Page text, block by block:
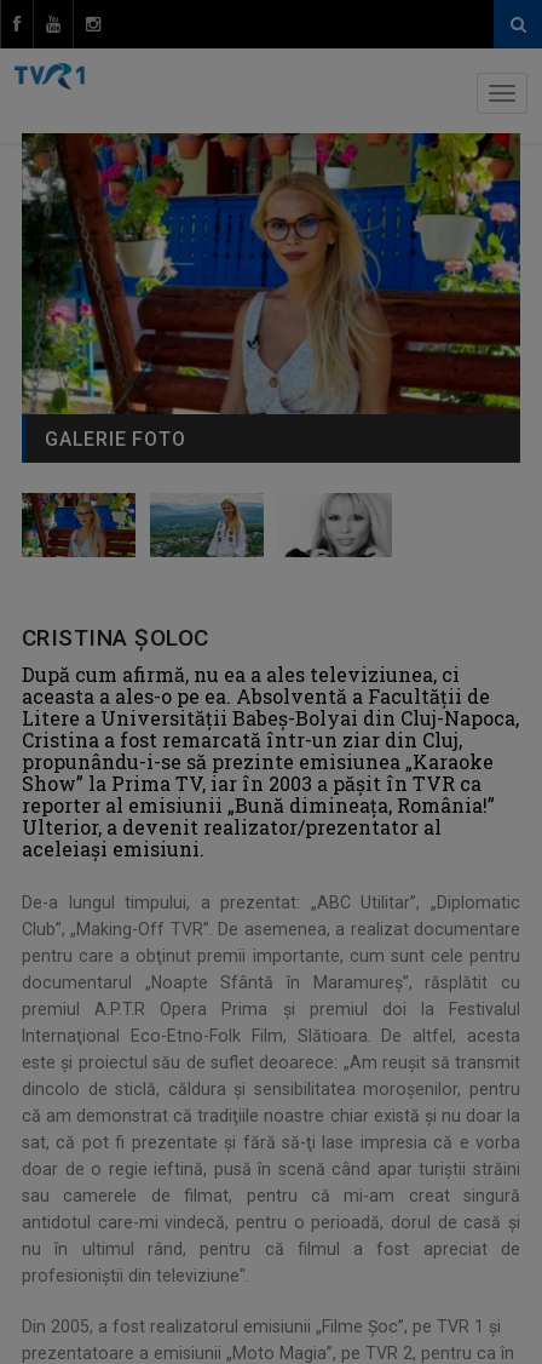
GALERIE FOTO
CRISTINA ŞOLOC
După cum afirmă, nu ea a ales televiziunea, ci
aceasta a ales-o pe ea. Absolventă a Facultăţii de
Litere a Universităţii Babeş-Bolyai din Cluj-Napoca,
Cristina a fost remarcată într-un ziar din Cluj,
propunându-i-se să prezinte emisiunea „Karaoke
Show” la Prima TV, iar în 2003 a păşit în TVR ca
reporter al emisiunii „Bună dimineaţa, România!”
Ulterior, a devenit realizator/prezentator al
aceleiaşi emisiuni.
De-a lungul timpului, a prezentat: „ABC Utilitar”, „Diplomatic
Club”, „Making-Off TVR”. De asemenea, a realizat documentare
pentru care a obţinut premii importante, cum sunt cele pentru
documentarul „Noapte Sfântă în Maramureş”, răsplătit cu
premiul A.P.T.R Opera Prima şi premiul doi la Festivalul
Internaţional Eco-Etno-Folk Film, Slătioara. De altfel, acesta
este şi proiectul său de suflet deoarece: „Am reuşit să transmit
dincolo de sticlă, căldura şi sensibilitatea moroşenilor, pentru
că am demonstrat că tradiţiile noastre chiar există şi nu doar la
sat, că pot fi prezentate şi fără să-ţi lase impresia că e vorba
doar de o regie ieftină, pusă în scenă când apar turiştii străini
sau camerele de filmat, pentru că mi-am creat singură
antidotul care-mi vindecă, pentru o perioadă, dorul de casă şi
nu în ultimul rând, pentru că filmul a fost apreciat de
profesioniştii din televiziune".
Din 2005, a fost realizatorul emisiunii „Filme Şoc”, pe TVR 1 şi
prezentatoare a emisiunii „Moto Magia”, pe TVR 2, pentru ca în